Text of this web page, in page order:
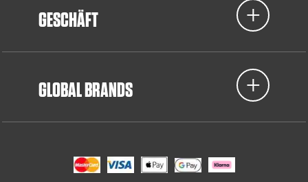
GESCHÄFT
GLOBAL BRANDS